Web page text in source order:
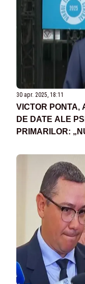
30 apr. 2025, 18:11
VICTOR PONTA,
DE DATE ALE
PRIMARILOR: